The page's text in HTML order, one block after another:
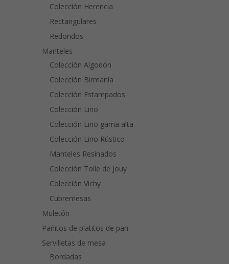
Colección Herencia
Rectangulares
Redondos
Manteles
Colección Algodón
Colección Birmania
Colección Estampados
Colección Lino
Colección Lino gama alta
Colección Lino Rústico
Manteles Resinados
Colección Toile de Jouy
Colección Vichy
Cubremesas
Muletón
Pañitos de platitos de pan
Servilletas de mesa
Bordadas